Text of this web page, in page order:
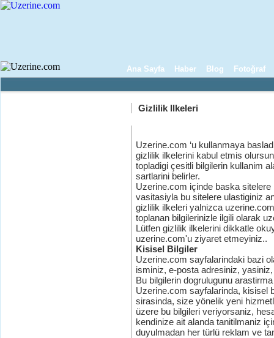
Ana Sayfa Haber Blog Fotoğraf
Gizlilik Ilkeleri
Uzerine.com ‘u kullanmaya
gizlilik ilkelerini kabul etmis
topladigi çesitli bilgilerin kullanim
sartlarini belirler.
Uzerine.com içinde baska
vasitasiyla bu sitelere ulastiginiz
gizlilik ilkeleri yalnizca
toplanan bilgilerinizle ilgili olarak
Lütfen gizlilik ilkelerini dikkatle
uzerine.com'u ziyaret etmeyiniz..
Kisisel Bilgiler
Uzerine.com sayfalarindaki bazi
isminiz, e-posta adresiniz,
Bu bilgilerin dogrulugunu
Uzerine.com sayfalarinda, kisisel
sirasinda, size yönelik yeni
üzere bu bilgileri veriyorsaniz,
kendinize ait alanda tanitilmaniz
duyulmadan her türlü reklam ve